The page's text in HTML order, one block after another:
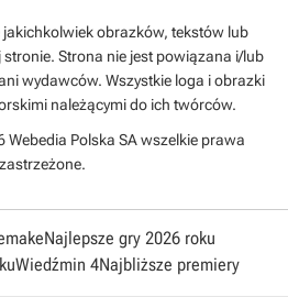
obrazków, tekstów lub
Strona nie jest powiązana i/lub
wydawców. Wszystkie loga i obrazki
należącymi do ich twórców.
Polska SA wszelkie prawa
zastrzeżone.
Najlepsze gry 2026 roku
Wiedźmin 4Najbliższe premiery